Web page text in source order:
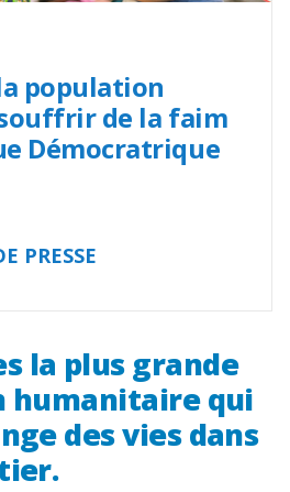
population
de la faim
Démocratrique
PRESSE
la plus grande
humanitaire qui
des vies dans